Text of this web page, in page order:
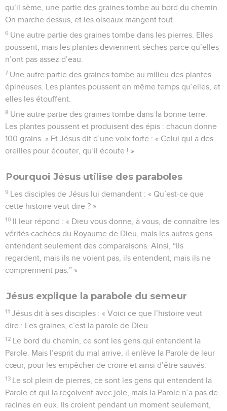
qu’il sème, une partie des graines tombe au bord du chemin.
On marche dessus, et les oiseaux mangent tout.
6 Une autre partie des graines tombe dans les pierres. Elles
poussent, mais les plantes deviennent sèches parce qu’elles
n’ont pas assez d’eau.
7 Une autre partie des graines tombe au milieu des plantes
épineuses. Les plantes poussent en même temps qu’elles, et
elles les étouffent.
8 Une autre partie des graines tombe dans la bonne terre.
Les plantes poussent et produisent des épis : chacun donne
100 grains. » Et Jésus dit d’une voix forte : « Celui qui a des
oreilles pour écouter, qu’il écoute ! »
Pourquoi Jésus utilise des paraboles
9 Les disciples de Jésus lui demandent : « Qu’est-ce que
cette histoire veut dire ? »
10 Il leur répond : « Dieu vous donne, à vous, de connaître les
vérités cachées du Royaume de Dieu, mais les autres gens
entendent seulement des comparaisons. Ainsi, “ils
regardent, mais ils ne voient pas, ils entendent, mais ils ne
comprennent pas.” »
Jésus explique la parabole du semeur
11 Jésus dit à ses disciples : « Voici ce que l’histoire veut
dire : Les graines, c’est la parole de Dieu.
12 Le bord du chemin, ce sont les gens qui entendent la
Parole. Mais l’esprit du mal arrive, il enlève la Parole de leur
cœur, pour les empêcher de croire et ainsi d’être sauvés.
13 Le sol plein de pierres, ce sont les gens qui entendent la
Parole et qui la reçoivent avec joie, mais la Parole n’a pas de
racines en eux. Ils croient pendant un moment seulement,